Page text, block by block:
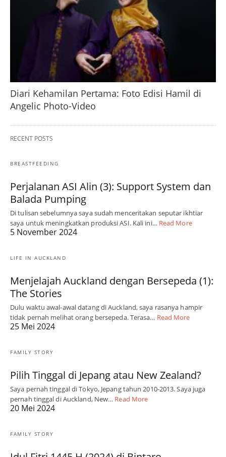
Diari Kehamilan Pertama: Foto Edisi Hamil di
Angelic Photo-Video
RECENT POSTS
BREASTFEEDING
Perjalanan ASI Alin (3): Support System dan
Balada Pumping
Di tulisan sebelumnya saya sudah menceritakan seputar ikhtiar
saya untuk meningkatkan produksi ASI. Kali ini… Read More
5 November 2024
LIFE IN AUCKLAND
Menjelajah Auckland dengan Bersepeda (1):
The Stories
Dulu waktu awal-awal datang di Auckland, saya rasanya hampir
tidak pernah melihat orang bersepeda. Terasa… Read More
25 Mei 2024
FAMILY STORY
Pilih Tinggal di Jepang atau New Zealand?
Saya pernah tinggal di Tokyo, Jepang tahun 2010-2013. Saya juga
pernah tinggal di Auckland, New… Read More
20 Mei 2024
FAMILY STORY